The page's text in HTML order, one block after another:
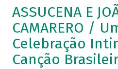
ASSUCENA E
CAMARERO /
Celebração
Canção